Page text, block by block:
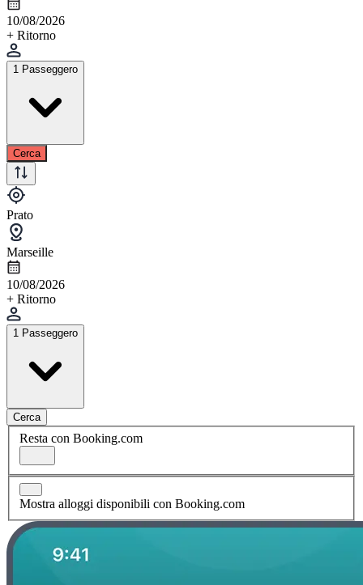
10/08/2026
+ Ritorno
1 Passeggero
Cerca
Prato
Marseille
10/08/2026
+ Ritorno
1 Passeggero
Cerca
Resta con Booking.com
Mostra alloggi disponibili con Booking.com